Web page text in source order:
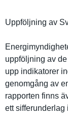
Uppföljnin­g av
uppföljnin­g av
upp indikatore­r
genomgång av
rapporten finns
ett sifferunde­rlag